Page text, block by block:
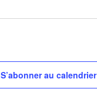
S’abonner au calendrier